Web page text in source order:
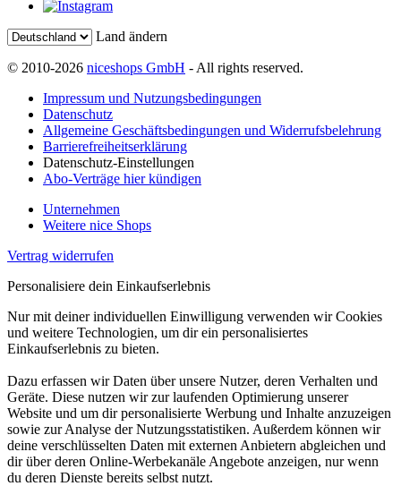
Land ändern
© 2010-2026 niceshops GmbH - All rights reserved.
Impressum und Nutzungsbedingungen
Datenschutz
Allgemeine Geschäftsbedingungen und Widerrufsbelehrung
Barrierefreiheitserklärung
Datenschutz-Einstellungen
Abo-Verträge hier kündigen
Unternehmen
Weitere nice Shops
Vertrag widerrufen
Personalisiere dein Einkaufserlebnis
Nur mit deiner individuellen Einwilligung verwenden wir Cookies
und weitere Technologien, um dir ein personalisiertes
Einkaufserlebnis zu bieten.
Dazu erfassen wir Daten über unsere Nutzer, deren Verhalten und
Geräte. Diese nutzen wir zur laufenden Optimierung unserer
Website und um dir personalisierte Werbung und Inhalte anzuzeigen
sowie zur Analyse der Nutzungsstatistiken. Außerdem können wir
deine verschlüsselten Daten mit externen Anbietern abgleichen und
dir über deren Online-Werbekanäle Angebote anzeigen, nur wenn
du deren Dienste bereits selbst nutzt.